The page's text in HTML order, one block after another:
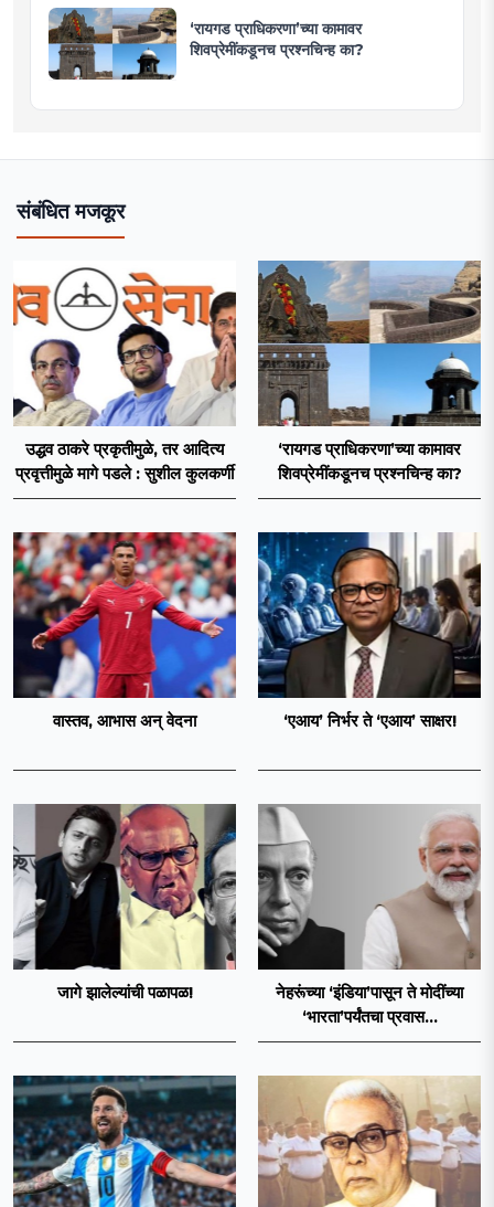
‘रायगड प्राधिकरणा’च्या कामावर
शिवप्रेमींकडूनच प्रश्नचिन्ह का?
संबंधित मजकूर
उद्धव ठाकरे प्रकृतीमुळे, तर आदित्य
प्रवृत्तीमुळे मागे पडले : सुशील कुलकर्णी
‘रायगड प्राधिकरणा’च्या कामावर
शिवप्रेमींकडूनच प्रश्नचिन्ह का?
वास्तव, आभास अन् वेदना ‘एआय’ निर्भर ते ‘एआय’ साक्षर!
जागे झालेल्यांची पळापळ!
नेहरूंच्या ‘इंडिया’पासून ते मोदींच्या
‘भारता’पर्यंतचा प्रवास...